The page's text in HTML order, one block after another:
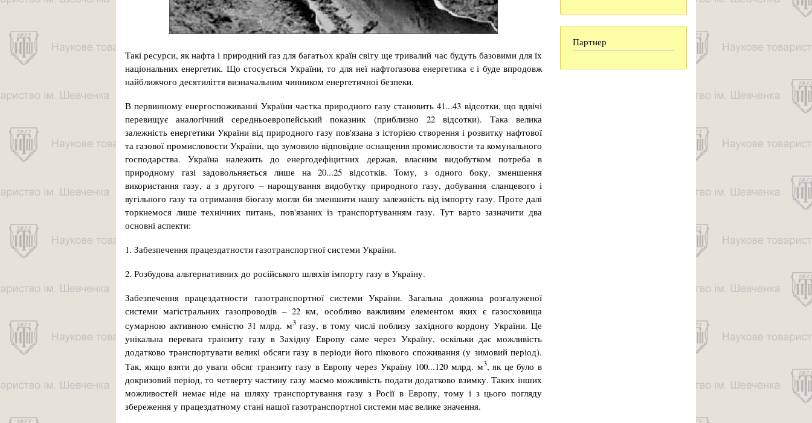
Такі ресурси, як нафта і природний газ для багатьох країн світу ще тривалий час будуть ба­зовими для їх
національних енергетик. Що стосується України, то для неї нафтогазова енергетика є і буде впродовж
найближчого десятиліття визна­чальним чинником енергетичної безпеки.
В первинному енергоспоживанні України част­ка природного газу становить 41...43 відсотки, що вдвічі
перевищує аналогічний середньоевропейський показник (приблизно 22 відсотки). Така велика
залежність енергетики України від при­родного газу пов'язана з історією створення і роз­витку нафтової
та газової промисловости України, що зумовило відповідне оснащення промисловости та комунального
господарства. Україна належить до енергодефіцитних держав, власним видобутком потреба в
природному газі задовольняється лише на 20...25 відсотків. Тому, з одного боку, зменшення
використання газу, а з другого – нарощування видобутку природного газу, добування сланцево­го і
вугільного газу та отримання біогазу могли би зменшити нашу залежність від імпорту газу. Проте далі
торкнемося лише технічних питань, пов'язаних із транспортуванням газу. Тут варто зазначити два
основні аспекти:
1. Забезпечення працездатности газотранспорт­ної системи України.
2. Розбудова альтернативних до російського шляхів імпорту газу в Україну.
Забезпечення працездатности газотранспортної системи України. Загальна довжина розгалуже­ної
системи магістральних газопроводів – 22 км, особливо важливим елементом яких є газосхови­ща
сумарною активною ємністю 31 млрд. м3газу, в тому числі поблизу західного кордону України. Це
унікальна перевага транзиту газу в Західну Евро­пу саме через Україну, оскільки дає можливість
додатково транспортувати великі обсяги газу в пе­ріоди його пікового споживання (у зимовий період).
Так, якщо взяти до уваги обсяг транзиту газу в Европу через Україну 100...120 млрд. м3, як це було в
докризовий період, то четверту частину газу маємо можливість подати додатково взимку. Таких інших
можливостей немає ніде на шляху транспортування газу з Росії в Европу, тому і з цього погляду
збереження у працездатному стані нашої газотранспортної системи має велике значення.
Партнер